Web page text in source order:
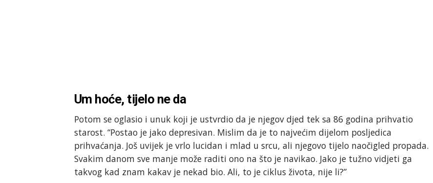
Um hoće, tijelo ne da
Potom se oglasio i unuk koji je ustvrdio da je njegov djed tek sa 86 godina prihvatio
starost. “Postao je jako depresivan. Mislim da je to najvećim dijelom posljedica
prihvaćanja. Još uvijek je vrlo lucidan i mlad u srcu, ali njegovo tijelo naočigled propada.
Svakim danom sve manje može raditi ono na što je navikao. Jako je tužno vidjeti ga
takvog kad znam kakav je nekad bio. Ali, to je ciklus života, nije li?”